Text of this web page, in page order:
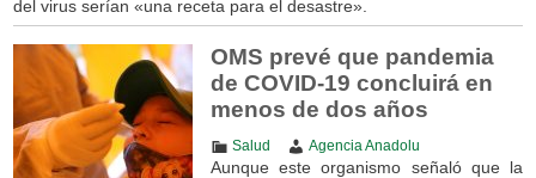
del virus serían «una receta para el desastre».
OMS prevé que pandemia
de COVID-19 concluirá en
menos de dos años
Salud Agencia Anadolu
Aunque este organismo señaló que la